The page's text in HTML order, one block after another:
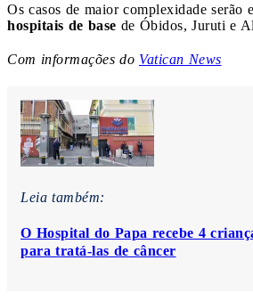
Os casos de maior complexidade serão
hospitais de base de Óbidos, Juruti e
Com informações do Vatican News
Leia também:
O Hospital do Papa recebe 4
para tratá-las de câncer